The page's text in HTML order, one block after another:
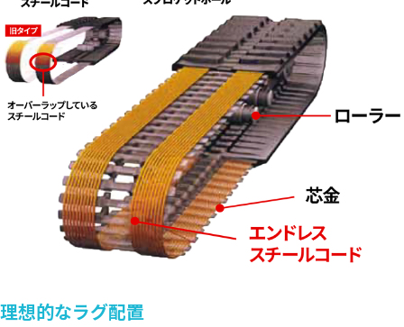
理想的なラグ配置